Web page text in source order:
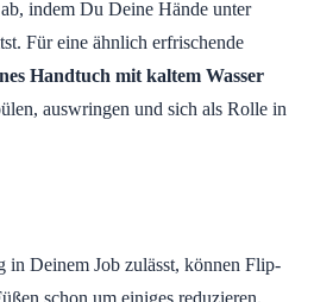
indem Du Deine Hände unter
Für eine ähnlich erfrischende
Handtuch mit kaltem Wasser
auswringen und sich als Rolle in
in Deinem Job zulässt, können Flip-
schon um einiges reduzieren.